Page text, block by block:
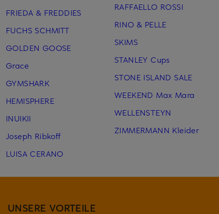
FRIEDA & FREDDIES
FUCHS SCHMITT
GOLDEN GOOSE
Grace
GYMSHARK
HEMISPHERE
INUIKII
Joseph Ribkoff
LUISA CERANO
RAFFAELLO ROSSI
RINO & PELLE
SKIMS
STANLEY Cups
STONE ISLAND SALE
WEEKEND Max Mara
WELLENSTEYN
ZIMMERMANN Kleider
UNSERE VORTEILE